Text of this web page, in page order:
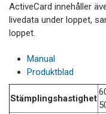
ActiveCard innehåller
livedata under loppet,
loppet.
Manual
Produktblad
Stämplingshastighet